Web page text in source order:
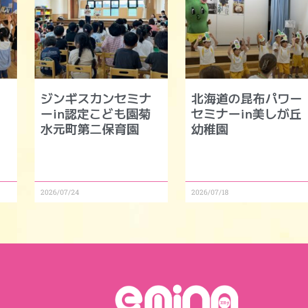
ジンギスカンセミナ
ーin認定こども園菊
水元町第二保育園
2026/07/24
北海道の昆布パワー
セミナーin美しが丘
幼稚園
2026/07/18